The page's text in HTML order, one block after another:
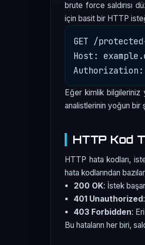
brute force saldırısı
için basit bir HTTP
GET /
Host:
Eğer kimlik bilgileriniz
analistlerinin yoğun bir
HTTP Kod
HTTP hata kodları,
hata kodlarından
200 OK: İstek
401 Unauthorized
403 Forbidden:
Bu hataların her biri,